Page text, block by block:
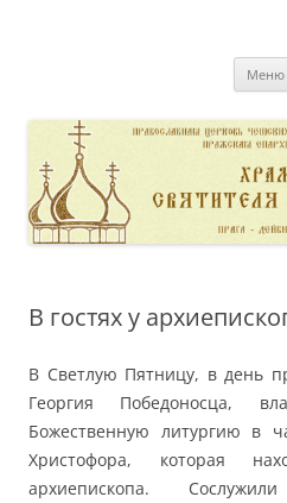
Меню
В гостях у
В Светлую Пятницу, в день
Георгия Победоносца,
Божественную литургию в
Христофора, которая
архиепископа.